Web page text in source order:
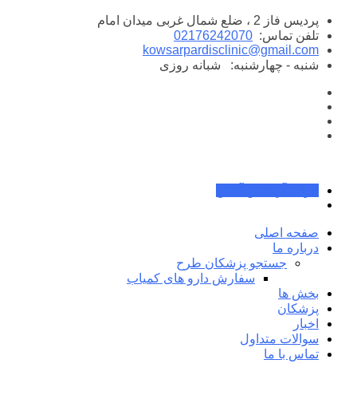
پرش
محتوا
پردیس فاز 2 ، ضلع شمال غربی میدان امام
تلفن تماس: 02176242070
kowsarpardisclinic@gmail.com
شنبه - چهارشنبه:
شبانه روزی
صفحه اصلی
درباره ما
جستجو پزشکان طرح
سفارش دارو های کمیاب
بخش ها
پزشکان
اخبار
سوالات متداول
تماس با ما